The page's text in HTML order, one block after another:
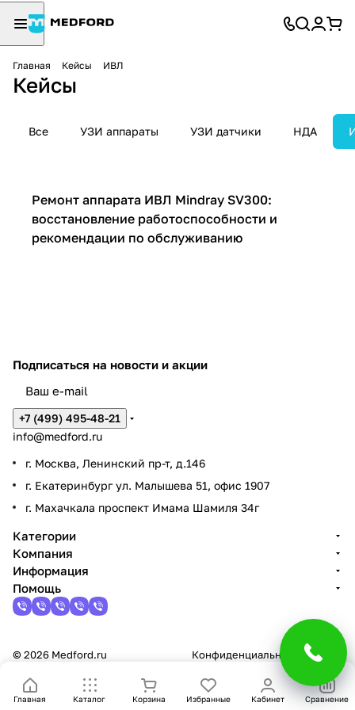
Главная Кейсы ИВЛ
Кейсы
Все УЗИ аппараты УЗИ датчики НДА
ИВЛ
Ремонт аппарата ИВЛ Mindray SV300:
восстановление работоспособности и
рекомендации по обслуживанию
Главная Каталог Корзина Избранные Кабинет Сравнение
Подписаться на новости и акции
+7 (499) 495-48-21
info@medford.ru
г. Москва, Ленинский пр-т, д.146
г. Екатеринбург ул. Малышева 51, офис 1907
г. Махачкала проспект Имама Шамиля 34г
Категории
Компания
Информация
Помощь
© 2026 Medford.ru Конфиденциальность Оферта